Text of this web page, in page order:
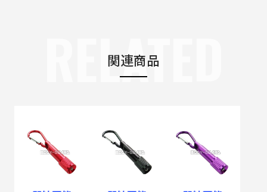
関連商品
RELATED